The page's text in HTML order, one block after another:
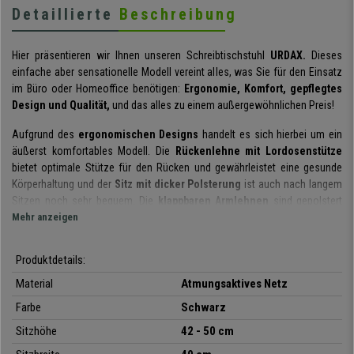
Detaillierte Beschreibung
Hier präsentieren wir Ihnen unseren Schreibtischstuhl URDAX.
Dieses
einfache aber sensationelle Modell vereint alles, was Sie für den Einsatz
im Büro oder Homeoffice benötigen: Ergonomie, Komfort, gepflegtes
Design und Qualität, und das alles zu einem außergewöhnlichen Preis!
Aufgrund des ergonomischen Designs handelt es sich hierbei um ein
äußerst komfortables Modell. Die
Rückenlehne mit Lordosenstütze
bietet optimale Stütze für den Rücken und gewährleistet eine gesunde
Körperhaltung und derSitz mit dicker Polsterung ist auch nach langem
Sitzen noch sehr bequem. Die klappbaren Armlehnen
sind gepolstert
und bieten bei Bedarf zusätzliche Stütze für die Arme.
Die Funktion wird mit dem Herausziehen des Höhenverstellhebels
aktiviert, führt man ihn wieder in die Ausgangsposition, wird die
längeren Zeitraum im Sitzen sehr nützlich, da nach Lust und Laune von
einem Modus zum anderen gewechselt werden kann.
Mehr anzeigen
Produktdetails:
Material
Atmungsaktives Netz
Farbe
Schwarz
Sitzhöhe
42 - 50 cm